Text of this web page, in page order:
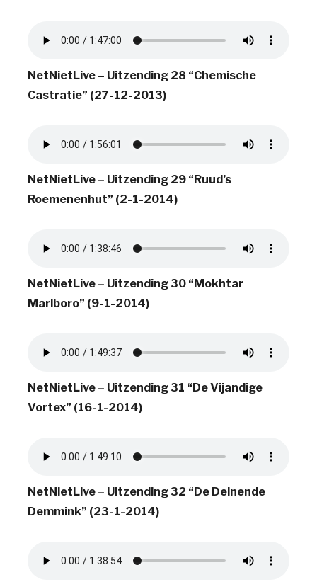
NetNietLive – Uitzending 28 “Chemische
Castratie” (27-12-2013)
NetNietLive – Uitzending 29 “Ruud’s
Roemenenhut” (2-1-2014)
NetNietLive – Uitzending 30 “Mokhtar
Marlboro” (9-1-2014)
NetNietLive – Uitzending 31 “De Vijandige
Vortex” (16-1-2014)
NetNietLive – Uitzending 32 “De Deinende
Demmink” (23-1-2014)